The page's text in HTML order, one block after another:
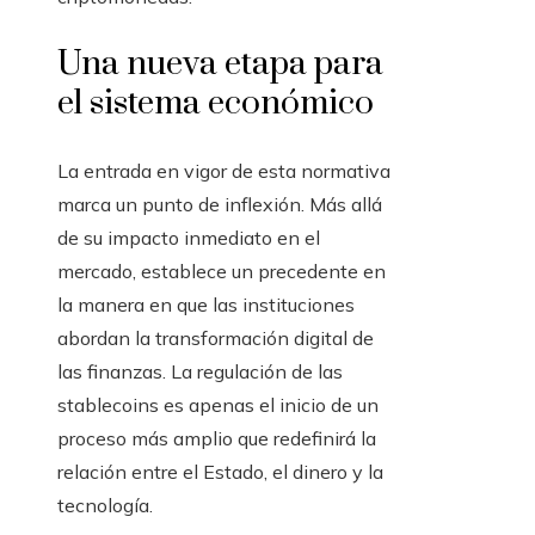
Una nueva etapa para
el sistema económico
La entrada en vigor de esta normativa
marca un punto de inflexión. Más allá
de su impacto inmediato en el
mercado, establece un precedente en
la manera en que las instituciones
abordan la transformación digital de
las finanzas. La regulación de las
stablecoins es apenas el inicio de un
proceso más amplio que redefinirá la
relación entre el Estado, el dinero y la
tecnología.